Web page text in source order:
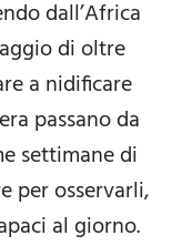
dall’Africa
di oltre
a nidificare
passano da
settimane di
per osservarli,
al giorno.